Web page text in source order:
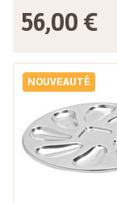
56,00 €
NOUVEAUTÉ